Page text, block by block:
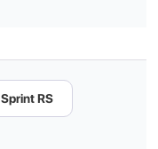
Sprint RS